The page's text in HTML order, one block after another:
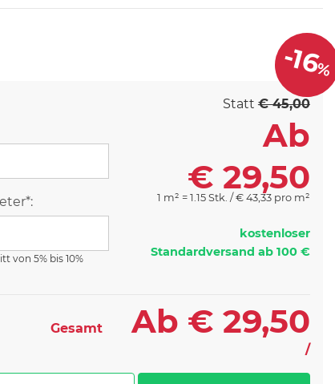
von 5% bis 10%
-16%
Statt€ 45,00
Ab
€ 29,50
1 m² = 1.15 Stk. / €43,33 pro m²
kostenloser
Standardversand ab 100 €
Gesamt Ab € 29,50
/